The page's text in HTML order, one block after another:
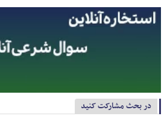
در بحث مشارکت کنید